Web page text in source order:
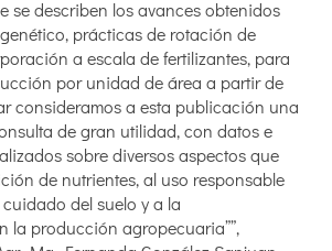
se describen los avances obtenidos
prácticas de rotación de
a escala de fertilizantes, para
por unidad de área a partir de
consideramos a esta publicación una
de gran utilidad, con datos e
sobre diversos aspectos que
de nutrientes, al uso responsable
del suelo y a la
la producción agropecuaria””,